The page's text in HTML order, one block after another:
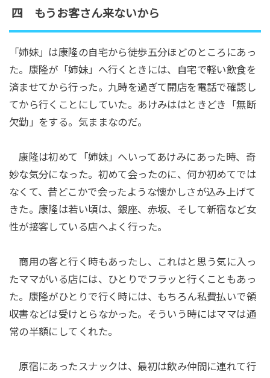
四 もうお客さん来ないから
「姉妹」は康隆の自宅から徒歩五分ほどのところにあっ
た。康隆が「姉妹」へ行くときには、自宅で軽い飲食を
済ませてから行った。九時を過ぎて開店を電話で確認し
てから行くことにしていた。あけみははときどき「無断
欠勤」をする。気ままなのだ。
康隆は初めて「姉妹」へいってあけみにあった時、奇
妙な気分になった。初めて会ったのに、何か初めてでは
なくて、昔どこかで会ったような懐かしさが込み上げて
きた。康隆は若い頃は、銀座、赤坂、そして新宿など女
性が接客している店へよく行った。
商用の客と行く時もあったし、これはと思う気に入っ
たママがいる店には、ひとりでフラッと行くこともあっ
た。康隆がひとりで行く時には、もちろん私費払いで領
収書などは受けとらなかった。そういう時にはママは通
常の半額にしてくれた。
原宿にあったスナックは、最初は飲み仲間に連れて行